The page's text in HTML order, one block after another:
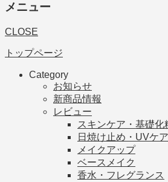
メニュー
CLOSE
トップページ
Category
お知らせ
新商品情報
レビュー
スキンケア・基礎化
日焼け止め・UVケア
メイクアップ
ベースメイク
香水・フレグランス